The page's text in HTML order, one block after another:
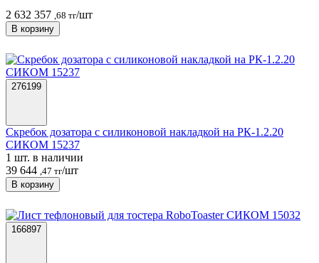
2 632 357 ,68 тг/шт
В корзину
276199
Скребок дозатора с силиконовой накладкой на РК-1.2.20
СИКОМ 15237
1 шт. в наличии
39 644 ,47 тг/шт
В корзину
166897